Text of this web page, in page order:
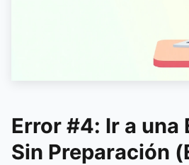
Error #4: Ir a una
Sin Preparación